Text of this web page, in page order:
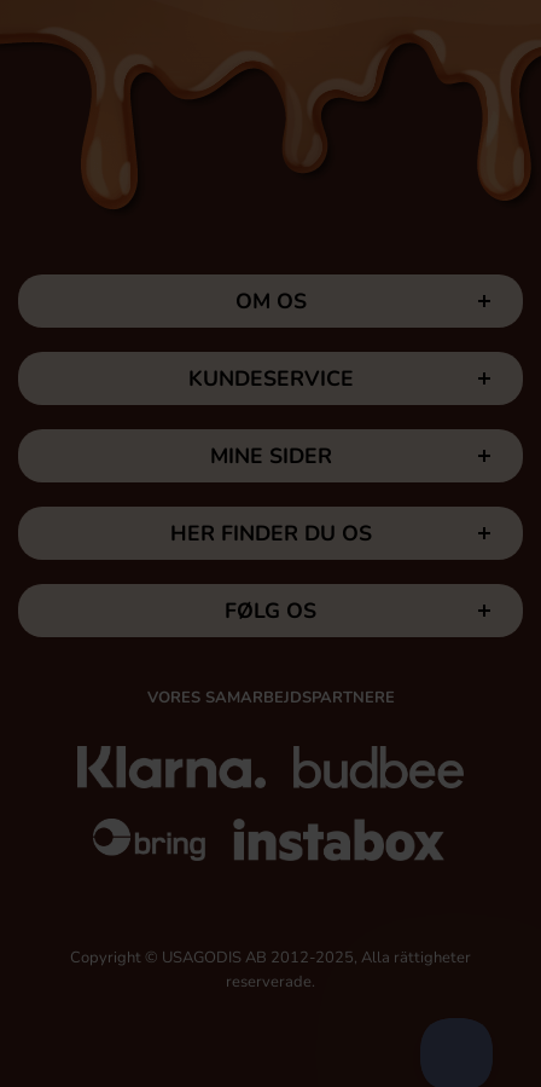
OM OS
KUNDESERVICE
MINE SIDER
HER FINDER DU OS
FØLG OS
VORES SAMARBEJDSPARTNERE
Copyright © USAGODIS AB 2012-2025, Alla rättigheter
reserverade.